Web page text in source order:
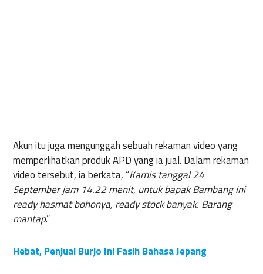
Akun itu juga mengunggah sebuah rekaman video yang
memperlihatkan produk APD yang ia jual. Dalam rekaman
video tersebut, ia berkata, “Kamis tanggal 24
September jam 14.22 menit, untuk bapak Bambang ini
ready hasmat bohonya, ready stock banyak. Barang
mantap.”
Hebat, Penjual Burjo Ini Fasih Bahasa Jepang